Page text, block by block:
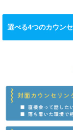
選べる4つのカウン